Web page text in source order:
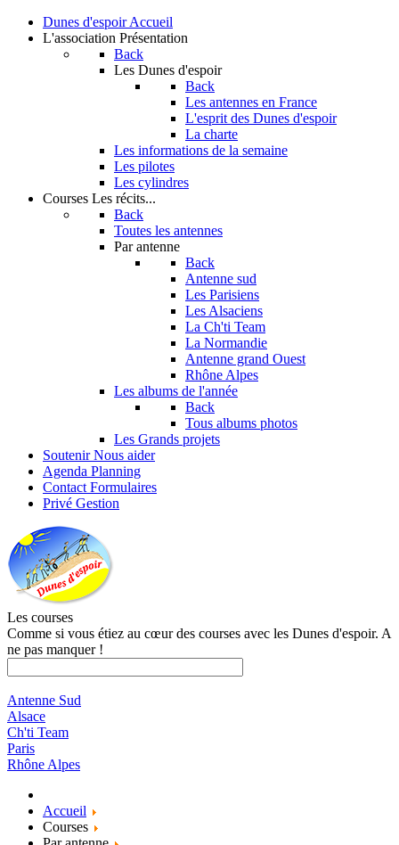
Dunes d'espoir Accueil
L'association Présentation
Back
Les Dunes d'espoir
Back
Les antennes en France
L'esprit des Dunes d'espoir
La charte
Les informations de la semaine
Les pilotes
Les cylindres
Courses Les récits...
Back
Toutes les antennes
Par antenne
Back
Antenne sud
Les Parisiens
Les Alsaciens
La Ch'ti Team
La Normandie
Antenne grand Ouest
Rhône Alpes
Les albums de l'année
Back
Tous albums photos
Les Grands projets
Soutenir Nous aider
Agenda Planning
Contact Formulaires
Privé Gestion
Les courses
Comme si vous étiez au cœur des courses avec les Dunes d'espoir. A
ne pas manquer !
Antenne Sud
Alsace
Ch'ti Team
Paris
Rhône Alpes
Accueil
Courses